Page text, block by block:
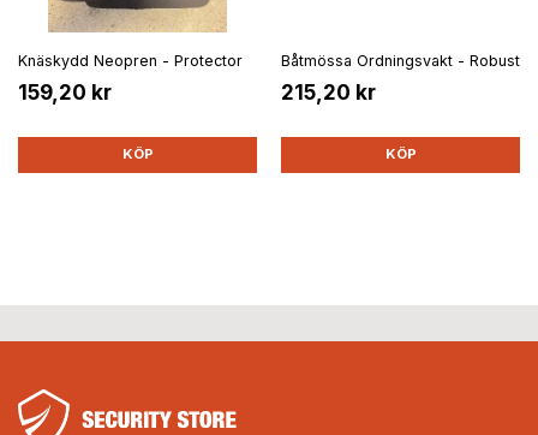
Knäskydd Neopren - Protector
159,20 kr
KÖP
Båtmössa Ordningsvakt - Robust
215,20 kr
KÖP